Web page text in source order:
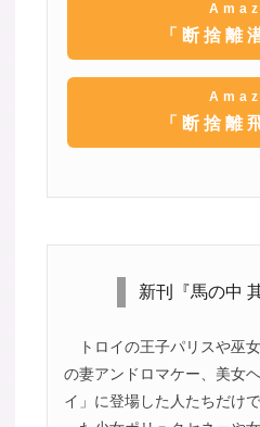
「断捨離
「断捨離
新刊『馬の中
トロイの王子パリスや巫
の妻アンドロマケー、美女
イ」に登場した人たちだけ